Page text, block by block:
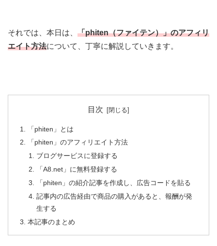
それでは、本日は、 「phiten（ファイテン）」のアフィリ
エイト方法について、丁寧に解説していきます。
目次
「phiten」とは
「phiten」のアフィリエイト方法
ブログサービスに登録する
「A8.net」に無料登録する
「phiten」の紹介記事を作成し、広告コードを貼る
記事内の広告経由で商品の購入があると、報酬が発
生する
本記事のまとめ